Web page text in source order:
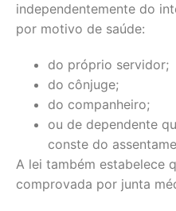
independentemente do
por motivo de saúde:
do próprio servidor;
do cônjuge;
do companheiro;
ou de dependente
conste do
A lei também estabelece
comprovada por junta